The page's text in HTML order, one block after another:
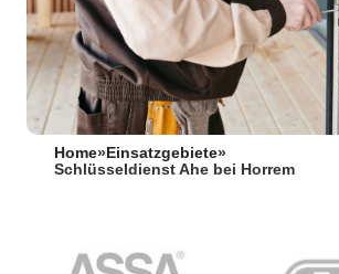
Home» Einsatzgebiete»
Schlüsseldienst Ahe bei Horrem